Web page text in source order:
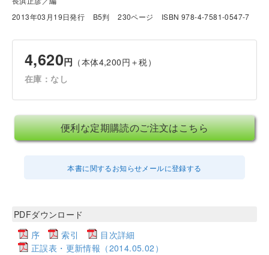
2013年03月19日発行
B5判 230ページ ISBN 978-4-7581-0547-7
4,620円 （本体4,200円＋税）
在庫：なし
便利な定期購読のご注文はこちら
本書に関するお知らせメールに登録する
PDFダウンロード
序
索引
目次詳細
正誤表・更新情報（2014.05.02）